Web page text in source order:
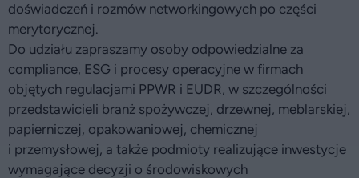
doświadczeń i rozmów networkingowych po części
merytorycznej.
Do udziału zapraszamy osoby odpowiedzialne za
compliance, ESG i procesy operacyjne w firmach
objętych regulacjami PPWR i EUDR, w szczególności
przedstawicieli branż spożywczej, drzewnej, meblarskiej,
papierniczej, opakowaniowej, chemicznej
i przemysłowej, a także podmioty realizujące inwestycje
wymagające decyzji o środowiskowych